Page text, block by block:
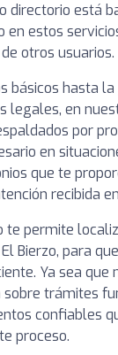
directorio está
en estos
otros usuarios.
básicos hasta
legales, en
por
en
que te
recibida
te permite
Bierzo, para
Ya sea que
trámites
confiables
proceso.